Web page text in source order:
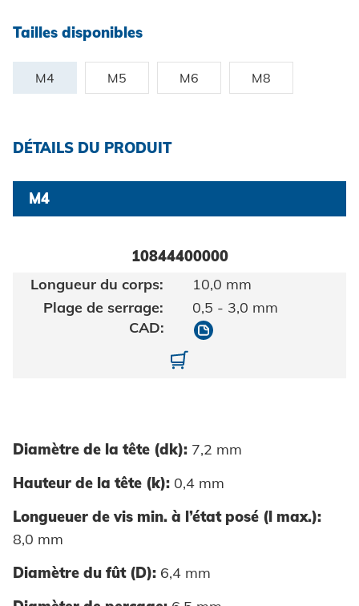
Biens de consommation
Énergie renouvelable
Protection des données
CGV
Tailles disponibles
M4 M5 M6 M8
DÉTAILS DU PRODUIT
M4
10844400000
10,0 mm
0,5 - 3,0 mm
10844400000
Diamètre de la tête (dk): 7,2 mm
Hauteur de la tête (k): 0,4 mm
Longueuer de vis min. à l’état posé (l max.):
8,0 mm
Diamètre du fût (D): 6,4 mm